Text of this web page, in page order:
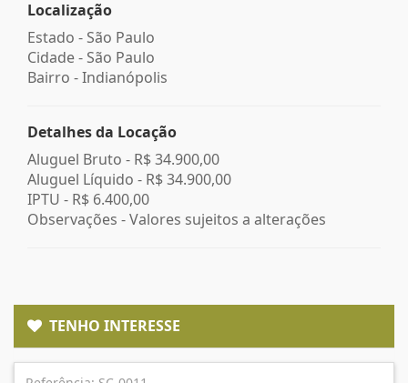
Localização
Estado - São Paulo
Cidade - São Paulo
Bairro -Indianópolis
Detalhes da Locação
Aluguel Bruto - R$ 34.900,00
Aluguel Líquido - R$ 34.900,00
IPTU - R$ 6.400,00
Observações - Valores sujeitos a alterações
TENHO INTERESSE